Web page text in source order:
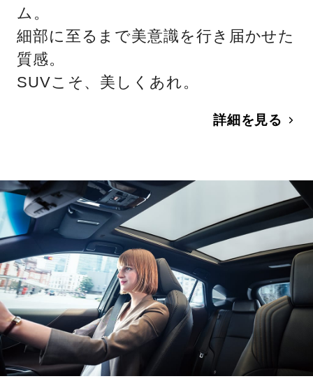
ム。
細部に至るまで美意識を行き届かせた
質感。
SUVこそ、美しくあれ。
詳細を見る